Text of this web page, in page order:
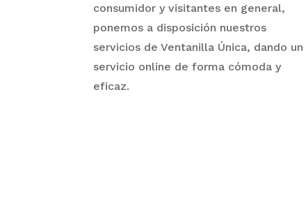
consumidor y visitantes en general,
ponemos a disposición nuestros
servicios de Ventanilla Única, dando un
servicio online de forma cómoda y
eficaz.